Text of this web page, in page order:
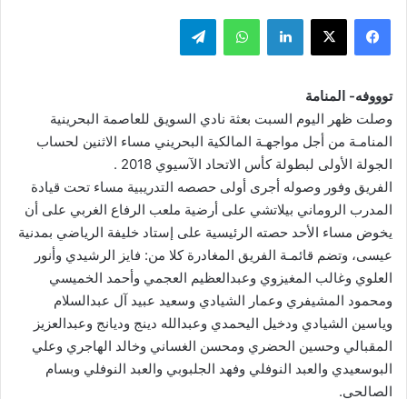
فيسبوك ‫X لينكدإن واتساب تيلقرام
توووفه- المنامة
وصلت ظهر اليوم السبت بعثة نادي السويق للعاصمة البحرينية
المنامـة من أجل مواجهـة المالكية البحريني مساء الاثنين لحساب
الجولة الأولى لبطولة كأس الاتحاد الآسيوي 2018 .
الفريق وفور وصوله أجرى أولى حصصه التدريبية مساء تحت قيادة
المدرب الروماني بيلاتشي على أرضية ملعب الرفاع الغربي على أن
يخوض مساء الأحد حصته الرئيسية على إستاد خليفة الرياضي بمدنية
عيسى، وتضم قائمـة الفريق المغادرة كلا من: فايز الرشيدي وأنور
العلوي وغالب المغيزوي وعبدالعظيم العجمي وأحمد الخميسي
ومحمود المشيفري وعمار الشيادي وسعيد عبيد آل عبدالسلام
وياسين الشيادي ودخيل اليحمدي وعبدالله دينج وديانج وعبدالعزيز
المقبالي وحسين الحضري ومحسن الغساني وخالد الهاجري وعلي
البوسعيدي والعبد النوفلي وفهد الجلبوبي والعبد النوفلي وبسام
الصالحي.